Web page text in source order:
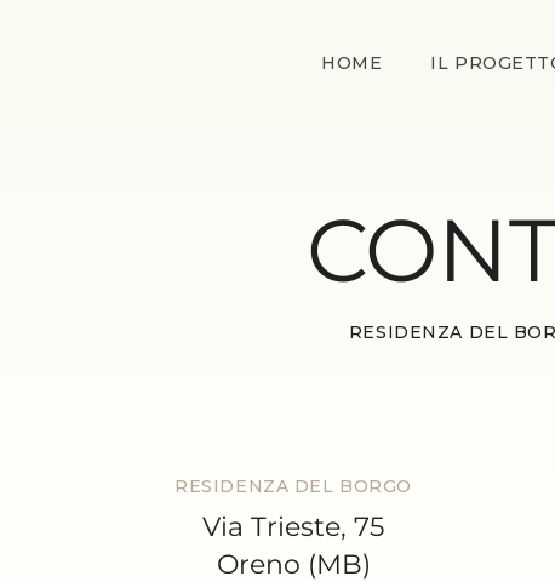
HOME IL
RESIDENZA DEL
RESIDENZA DEL BORGO
Via Trieste, 75
Oreno (MB)